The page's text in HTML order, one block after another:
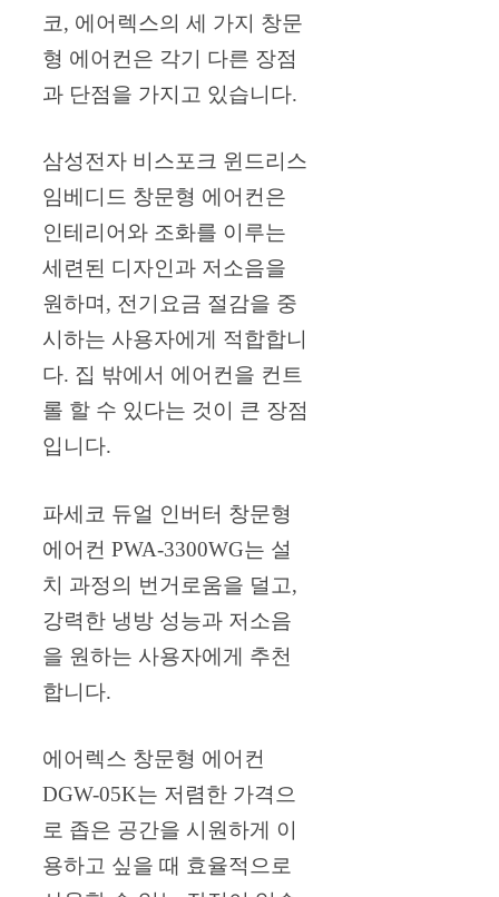
코, 에어렉스의 세 가지 창문
형 에어컨은 각기 다른 장점
과 단점을 가지고 있습니다.
삼성전자 비스포크 윈드리스
임베디드 창문형 에어컨은
인테리어와 조화를 이루는
세련된 디자인과 저소음을
원하며, 전기요금 절감을 중
시하는 사용자에게 적합합니
다. 집 밖에서 에어컨을 컨트
롤 할 수 있다는 것이 큰 장점
입니다.
파세코 듀얼 인버터 창문형
에어컨 PWA-3300WG는 설
치 과정의 번거로움을 덜고,
강력한 냉방 성능과 저소음
을 원하는 사용자에게 추천
합니다.
에어렉스 창문형 에어컨
DGW-05K는 저렴한 가격으
로 좁은 공간을 시원하게 이
용하고 싶을 때 효율적으로